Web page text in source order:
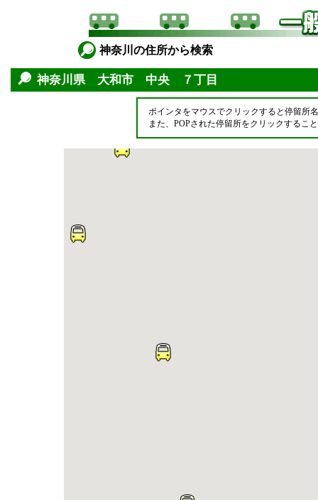
神奈川の住所から検索
神奈川県 大和市 中央 ７丁目
ポインタをマウスでクリックすると停留所
また、POPされた停留所をクリックするこ